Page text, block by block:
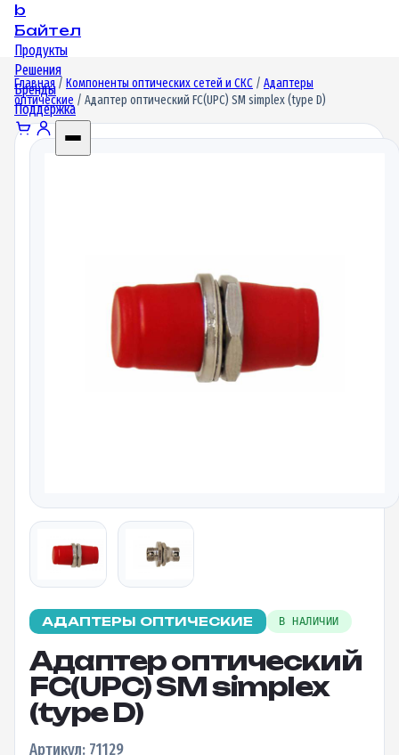
b
Байтел
Продукты
Решения
Бренды
Поддержка
Главная/ Компоненты оптических сетей и СКС / Адаптеры
оптические / Адаптер оптический FC(UPC) SM simplex (type D)
АДАПТЕРЫ ОПТИЧЕСКИЕ В НАЛИЧИИ
Адаптер оптический
FC(UPC) SM simplex
(type D)
Артикул: 71129